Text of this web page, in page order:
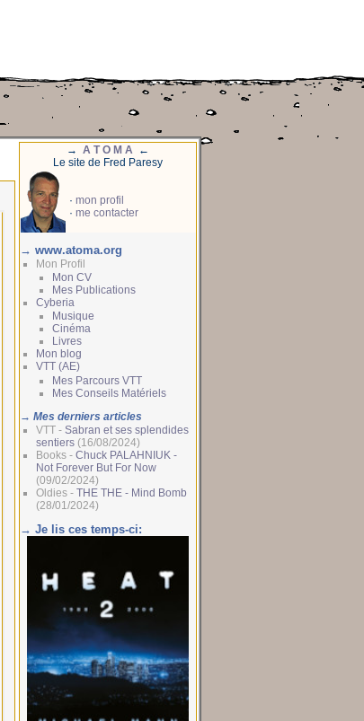
→ A T O M A ←
Le site de Fred Paresy
· mon profil
· me contacter
→ www.atoma.org
Mon Profil
Mon CV
Mes Publications
Cyberia
Musique
Cinéma
Livres
Mon blog
VTT (AE)
Mes Parcours VTT
Mes Conseils Matériels
→ Mes derniers articles
VTT - Sabran et ses splendides
sentiers (16/08/2024)
Books - Chuck PALAHNIUK -
Not Forever But For Now
(09/02/2024)
Oldies - THE THE - Mind Bomb
(28/01/2024)
→ Je lis ces temps-ci: